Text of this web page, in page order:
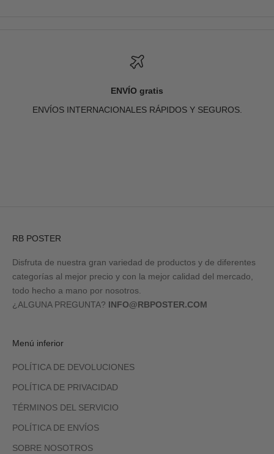
ENVÍO gratis
ENVÍOS INTERNACIONALES RÁPIDOS Y SEGUROS.
RB POSTER
Disfruta de nuestra gran variedad de productos y de diferentes
categorías al mejor precio y con la mejor calidad del mercado,
todo hecho a mano por nosotros.
¿ALGUNA PREGUNTA? INFO@RBPOSTER.COM
Menú inferior
POLÍTICA DE DEVOLUCIONES
POLÍTICA DE PRIVACIDAD
TÉRMINOS DEL SERVICIO
POLÍTICA DE ENVÍOS
SOBRE NOSOTROS